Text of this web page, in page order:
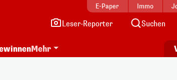
E-Paper Immo
Leser-Reporter Suchen
Mehr